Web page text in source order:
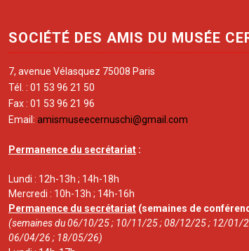
SOCIÉTÉ DES AMIS DU MUSÉE
7, avenue Vélasquez 75008 Paris
Tél. : 01 53 96 21 50
Fax : 01 53 96 21 96
Email: amismuseecernuschi@gmail.com
Permanence du secrétariat :
Lundi : 12h-13h ; 14h-18h
Mercredi : 10h-13h ; 14h-16h
Permanence du secrétariat (semaines de
(semaines du 06/10/25 ; 10/11/25 ; 08/12/25 ; 12/01/
06/04/26 ; 18/05/26)